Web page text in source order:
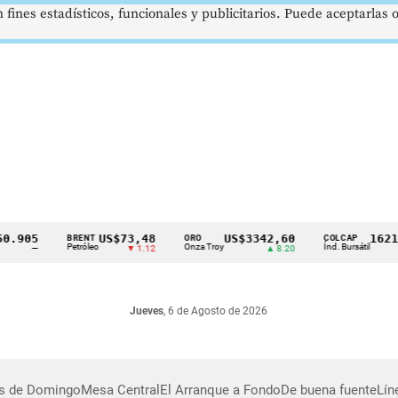
BRENT
Petróleo
US$73,48
▼ 1.12 Onza Troy
US$3342,60
▲ 8.20
COLCAP
Índ. Bursátil
Jueves, 6 de Agosto de 2026
de DomingoMesa Central El Arranque a FondoDe buena fuente
estadísticos, funcionales y publicitarios. Puede aceptarlas